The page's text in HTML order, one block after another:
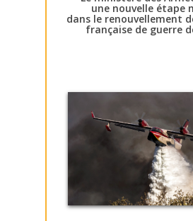
une nouvelle étape
dans le renouvellement
française de guerre